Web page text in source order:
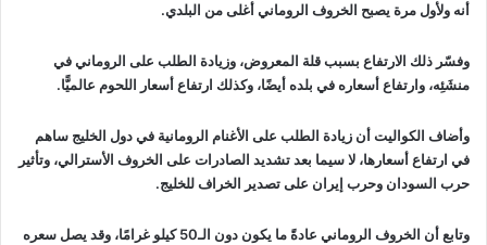
أنه ولأول مرة يصبح الخروف الروماني أغلى من البلدي.
وفسّر ذلك الارتفاع بسبب قلة المعروض، وزيادة الطلب على الروماني في
منشَئِه، وارتفاع أسعاره في بلده أيضًا، وكذلك ارتفاع أسعار اللحوم عالميًّا.
وأضاف الكواليت أن زيادة الطلب على الأغنام الرومانية في دول الخليج ساهم
في ارتفاع أسعارها، لا سيما بعد تشديد الصادرات على الخروف الأسترالي، وتأثير
حرب السودان وحرب إيران على تصدير الخراف للخليج.
وتابع أن الخروف الروماني عادةً ما يكون دون الـ50 كيلو غرامًا، وقد يصل سعره